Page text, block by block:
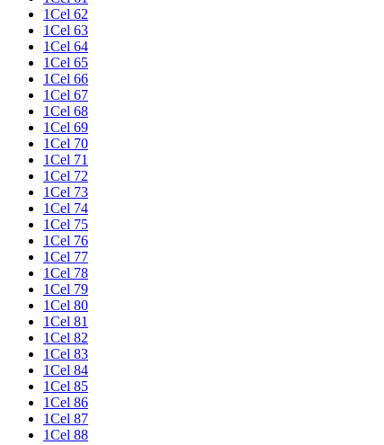
1Cel 62
1Cel 63
1Cel 64
1Cel 65
1Cel 66
1Cel 67
1Cel 68
1Cel 69
1Cel 70
1Cel 71
1Cel 72
1Cel 73
1Cel 74
1Cel 75
1Cel 76
1Cel 77
1Cel 78
1Cel 79
1Cel 80
1Cel 81
1Cel 82
1Cel 83
1Cel 84
1Cel 85
1Cel 86
1Cel 87
1Cel 88